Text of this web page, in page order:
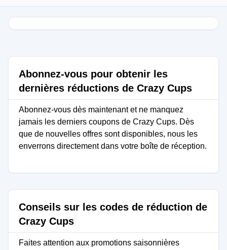
Abonnez-vous pour obtenir les
dernières réductions de Crazy Cups
Abonnez-vous dès maintenant et ne manquez
jamais les derniers coupons de Crazy Cups. Dès
que de nouvelles offres sont disponibles, nous les
enverrons directement dans votre boîte de réception.
Conseils sur les codes de réduction de
Crazy Cups
Faites attention aux promotions saisonnières